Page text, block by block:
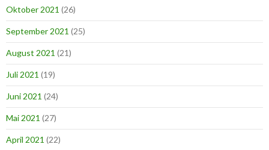
Oktober 2021 (26)
September 2021 (25)
August 2021 (21)
Juli 2021 (19)
Juni 2021 (24)
Mai 2021 (27)
April 2021 (22)